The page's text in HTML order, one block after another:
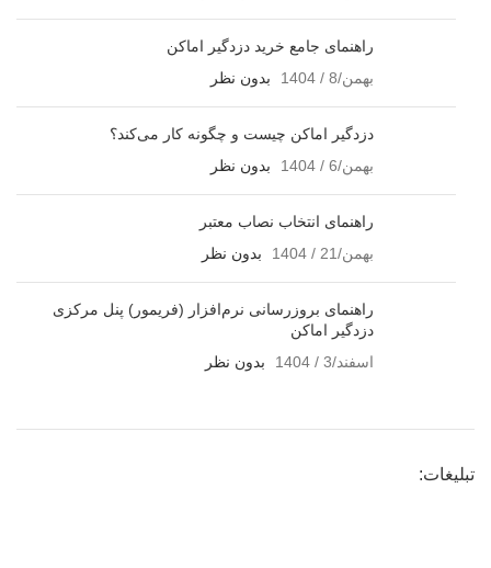
راهنمای جامع خرید دزدگیر اماکن
بهمن/8 / 1404
بدون نظر
دزدگیر اماکن چیست و چگونه کار می‌کند؟
بهمن/6 / 1404
بدون نظر
راهنمای انتخاب نصاب معتبر
بهمن/21 / 1404
بدون نظر
راهنمای بروزرسانی نرم‌افزار (فریمور) پنل مرکزی
دزدگیر اماکن
اسفند/3 / 1404
بدون نظر
تبلیغات: